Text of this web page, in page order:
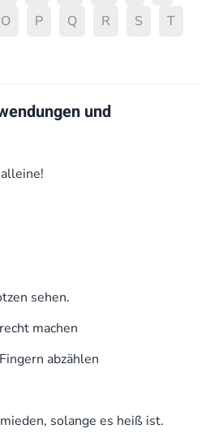
O P Q R S
T
und
sehen.
machen
abzählen
solange es heiß ist.